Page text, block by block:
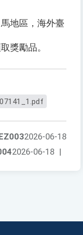
地區，海外臺
獎勵品。
2026-06-18
2026-06-18 |